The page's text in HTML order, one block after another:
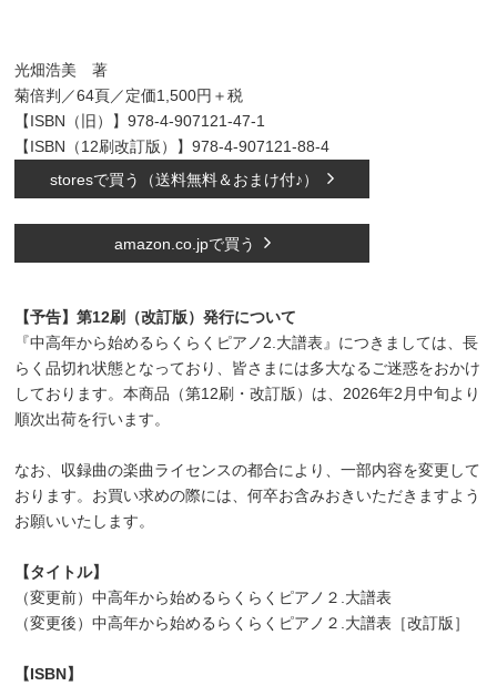
光畑浩美 著
菊倍判／64頁／定価1,500円＋税
【ISBN（旧）】978-4-907121-47-1
【ISBN（12刷改訂版）】978-4-907121-88-4
storesで買う（送料無料＆おまけ付♪）
amazon.co.jpで買う
【予告】第12刷（改訂版）発行について
『中高年から始めるらくらくピアノ2.大譜表』につきましては、長
らく品切れ状態となっており、皆さまには多大なるご迷惑をおかけ
しております。本商品（第12刷・改訂版）は、2026年2月中旬より
順次出荷を行います。
なお、収録曲の楽曲ライセンスの都合により、一部内容を変更して
おります。お買い求めの際には、何卒お含みおきいただきますよう
お願いいたします。
【タイトル】
（変更前）中高年から始めるらくらくピアノ２.大譜表
（変更後）中高年から始めるらくらくピアノ２.大譜表［改訂版］
【ISBN】